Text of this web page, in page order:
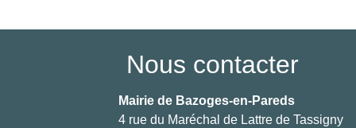
Nous contacter
Mairie de Bazoges-en-Pareds
4 rue du Maréchal de Lattre de Tassigny